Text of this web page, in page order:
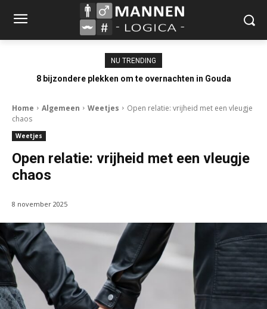
NU TRENDING
8 bijzondere plekken om te overnachten in Gouda
Home Algemeen Weetjes
Open relatie: vrijheid met een vleugje
chaos
Weetjes
Open relatie: vrijheid met een vleugje
chaos
8 november 2025